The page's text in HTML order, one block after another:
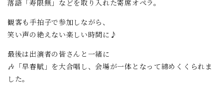
落語「寿限無」などを取り入れた寄席オペラ。
観客も手拍子で参加しながら、
笑い声の絶えない楽しい時間に♪
最後は出演者の皆さんと一緒に
🎶「早春賦」を大合唱し、会場が一体となって締めくくられま
した。